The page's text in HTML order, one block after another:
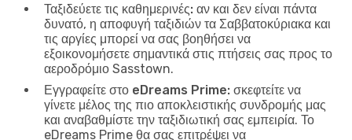
Ταξιδεύετε τις καθημερινές: αν και δεν είναι πάντα
δυνατό, η αποφυγή ταξιδιών τα Σαββατοκύριακα και
τις αργίες μπορεί να σας βοηθήσει να
εξοικονομήσετε σημαντικά στις πτήσεις σας προς το
αεροδρόμιο Sasstown.
Εγγραφείτε στο eDreams Prime: σκεφτείτε να
γίνετε μέλος της πιο αποκλειστικής συνδρομής μας
και αναβαθμίστε την ταξιδιωτική σας εμπειρία. Το
eDreams Prime θα σας επιτρέψει να